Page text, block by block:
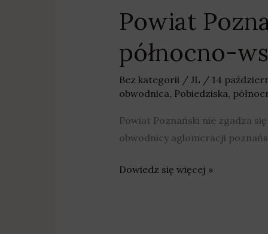
Powiat
północno-
Bez kategorii / JL / 14
obwodnica, Pobiedziska,
Powiat Poznański nie zgadza
obwodnicy aglomeracji
Dowiedz się więcej »